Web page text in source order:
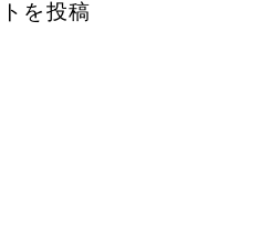
を投稿